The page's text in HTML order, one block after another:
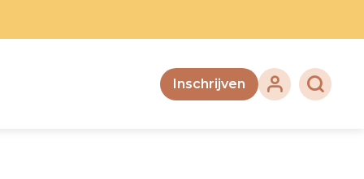
Inschrijven